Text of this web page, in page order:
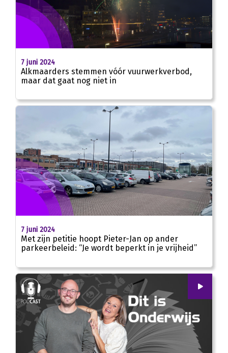
7 juni 2024
Alkmaarders stemmen vóór vuurwerkverbod,
maar dat gaat nog niet in
7 juni 2024
Met zijn petitie hoopt Pieter-Jan op ander
parkeerbeleid: “Je wordt beperkt in je vrijheid”